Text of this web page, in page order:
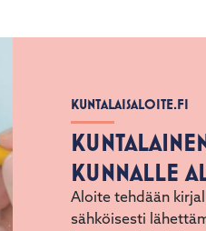
KUNTALAISALOITE.FI
KUNNALLE
Aloite tehdään
sähköisesti